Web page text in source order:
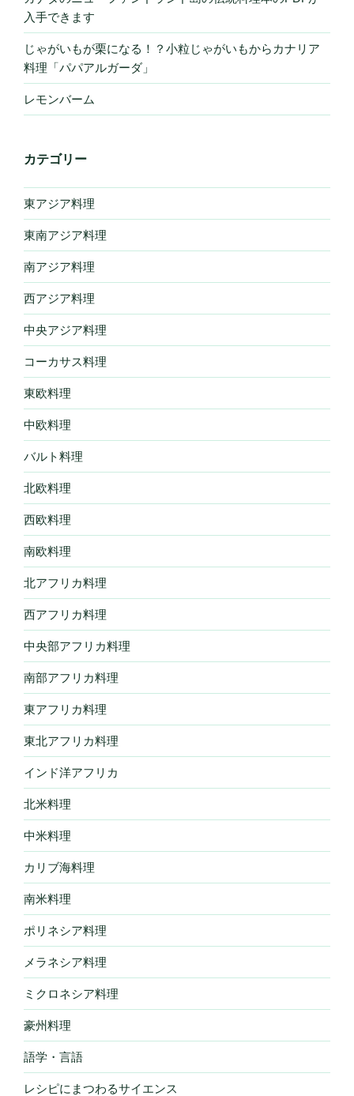
入手できます
じゃがいもが栗になる！？小粒じゃがいもからカナリア
料理「パパアルガーダ」
レモンバーム
カテゴリー
東アジア料理
東南アジア料理
南アジア料理
西アジア料理
中央アジア料理
コーカサス料理
東欧料理
中欧料理
バルト料理
北欧料理
西欧料理
南欧料理
北アフリカ料理
西アフリカ料理
中央部アフリカ料理
南部アフリカ料理
東アフリカ料理
東北アフリカ料理
インド洋アフリカ
北米料理
中米料理
カリブ海料理
南米料理
ポリネシア料理
メラネシア料理
ミクロネシア料理
豪州料理
語学・言語
レシピにまつわるサイエンス